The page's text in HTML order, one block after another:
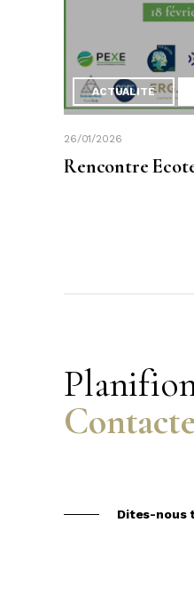
ACTUALITÉ
26/01/2026
Rencontre
Dites-nous